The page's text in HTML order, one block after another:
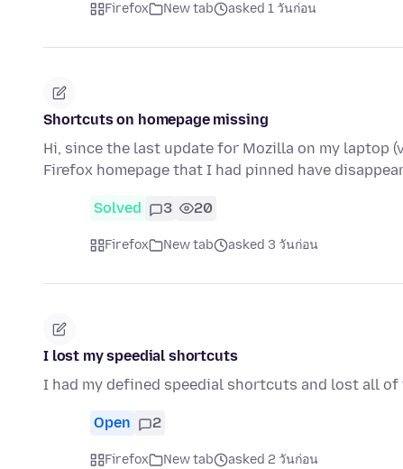
Firefox New tab asked 1 วันก่อน
Shortcuts on homepage missing
Hi, since the last update for Mozilla on my laptop
Firefox homepage that I had pinned have
Solved 3 20
Firefox New tab asked 3 วันก่อน
I lost my speedial shortcuts
I had my defined speedial shortcuts and lost all of
Open 2
Firefox New tab asked 2 วันก่อน